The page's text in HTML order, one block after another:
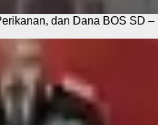
dan Dana BOS SD